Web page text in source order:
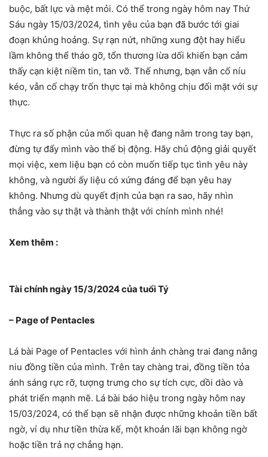
buộc, bất lực và mệt mỏi. Có thể trong ngày hôm nay Thứ
Sáu ngày 15/03/2024, tình yêu của bạn đã bước tới giai
đoạn khủng hoảng. Sự rạn nứt, những xung đột hay hiểu
lầm không thể tháo gỡ, tổn thương lừa dối khiến bạn cảm
thấy cạn kiệt niềm tin, tan vỡ. Thế nhưng, bạn vẫn cố níu
kéo, vẫn cố chạy trốn thực tại mà không chịu đối mặt với sự
thực.
Thực ra số phận của mối quan hệ đang nằm trong tay bạn,
đừng tự đẩy mình vào thế bị động. Hãy chủ động giải quyết
mọi việc, xem liệu bạn có còn muốn tiếp tục tình yêu này
không, và người ấy liệu có xứng đáng để bạn yêu hay
không. Nhưng dù quyết định của bạn ra sao, hãy nhìn
thẳng vào sự thật và thành thật với chính mình nhé!
Xem thêm :
Tài chính ngày 15/3/2024 của tuổi Tý
– Page of Pentacles
Lá bài Page of Pentacles với hình ảnh chàng trai đang nâng
niu đồng tiền của mình. Trên tay chàng trai, đồng tiền tỏa
ánh sáng rực rỡ, tượng trưng cho sự tích cực, dồi dào và
phát triển mạnh mẽ. Lá bài báo hiệu trong ngày hôm nay
15/03/2024, có thể bạn sẽ nhận được những khoản tiền bất
ngờ, ví dụ như tiền thừa kế, một khoản lãi bạn không ngờ
hoặc tiền trả nợ chẳng hạn.